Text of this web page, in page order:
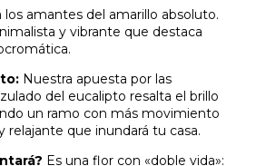
los amantes del amarillo absoluto.
y vibrante que destaca
Nuestra apuesta por las
del eucalipto resalta el brillo
un ramo con más movimiento
relajante que inundará tu casa.
Es una flor con «doble vida»: